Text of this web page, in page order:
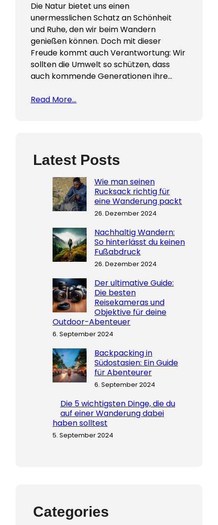
Die Natur bietet uns einen
unermesslichen Schatz an Schönheit
und Ruhe, den wir beim Wandern
genießen können. Doch mit dieser
Freude kommt auch Verantwortung: Wir
sollten die Umwelt so schützen, dass
auch kommende Generationen ihre…
Read More…
Latest Posts
Wie man seinen
Rucksack richtig für
eine Wanderung packt
26. Dezember 2024
Nachhaltig Wandern:
So hinterlässt du keinen
Fußabdruck
26. Dezember 2024
Der ultimative Guide:
Die besten
Reisekameras und
Objektive für deine
Outdoor-Abenteuer
6. September 2024
Backpacking in
Südostasien: Ein Guide
für Abenteurer
6. September 2024
Die 5 wichtigsten Dinge, die du
auf einer Wanderung dabei
haben solltest
5. September 2024
Categories